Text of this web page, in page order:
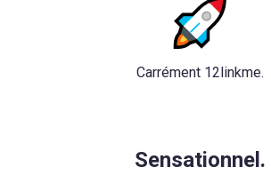
Carrément 12linkme.
Sensationnel.